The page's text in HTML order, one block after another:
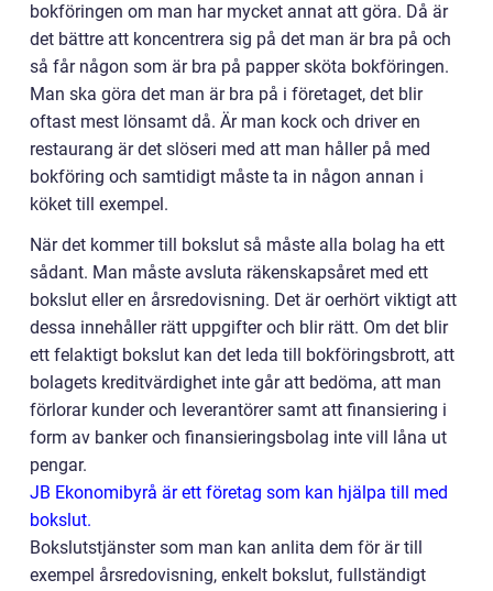
bokföringen om man har mycket annat att göra. Då är
det bättre att koncentrera sig på det man är bra på och
så får någon som är bra på papper sköta bokföringen.
Man ska göra det man är bra på i företaget, det blir
oftast mest lönsamt då. Är man kock och driver en
restaurang är det slöseri med att man håller på med
bokföring och samtidigt måste ta in någon annan i
köket till exempel.
När det kommer till bokslut så måste alla bolag ha ett
sådant. Man måste avsluta räkenskapsåret med ett
bokslut eller en årsredovisning. Det är oerhört viktigt att
dessa innehåller rätt uppgifter och blir rätt. Om det blir
ett felaktigt bokslut kan det leda till bokföringsbrott, att
bolagets kreditvärdighet inte går att bedöma, att man
förlorar kunder och leverantörer samt att finansiering i
form av banker och finansieringsbolag inte vill låna ut
pengar.
JB Ekonomibyrå är ett företag som kan hjälpa till med
bokslut.
Bokslutstjänster som man kan anlita dem för är till
exempel årsredovisning, enkelt bokslut, fullständigt